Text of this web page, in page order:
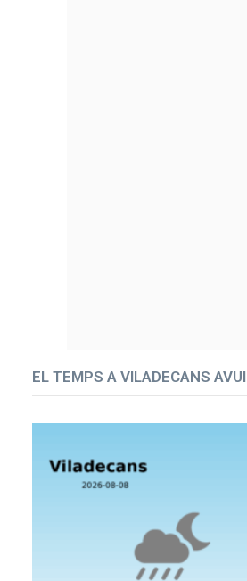
EL TEMPS A VILADECANS AVUI